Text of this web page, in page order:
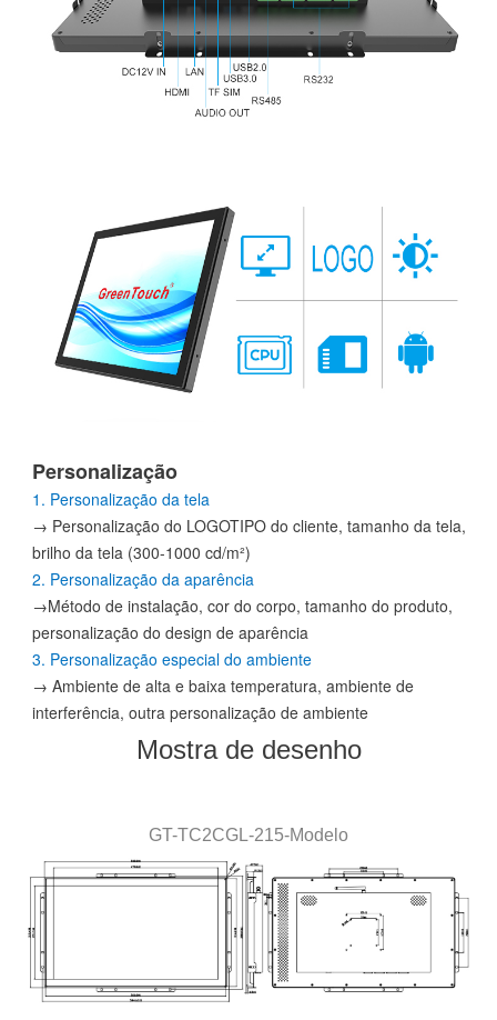
Personalização
1. Personalização da tela
→ Personalização do LOGOTIPO do cliente, tamanho da tela,
brilho da tela (300-1000 cd/m²)
2. Personalização da aparência
→Método de instalação, cor do corpo, tamanho do produto,
personalização do design de aparência
3. Personalização especial do ambiente
→ Ambiente de alta e baixa temperatura, ambiente de
interferência, outra personalização de ambiente
Mostra de desenho
GT-TC2CGL-215-Modelo